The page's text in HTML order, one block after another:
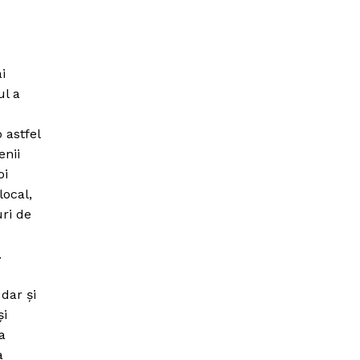
a
astfel
de
şi